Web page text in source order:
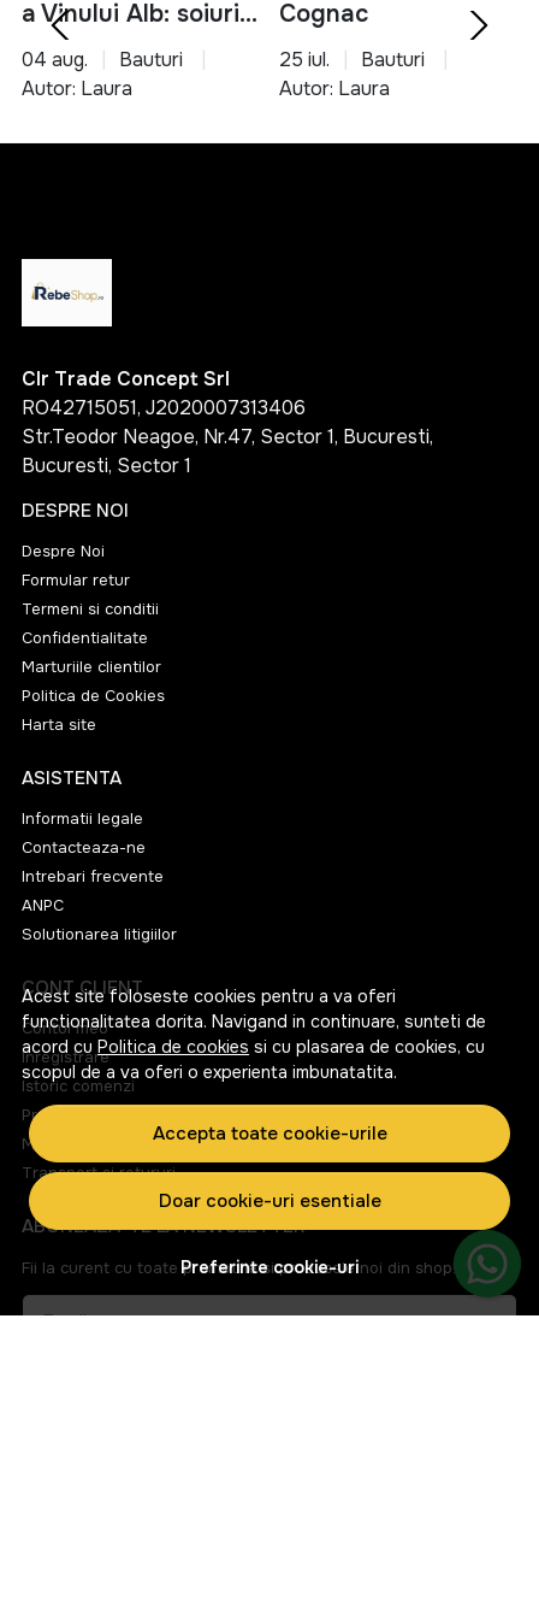
Acest site foloseste cookies pentru a va oferi
functionalitatea dorita. Navigand in continuare, sunteti de
acord cu Politica de cookies si cu plasarea de cookies, cu
scopul de a va oferi o experienta imbunatatita.
Accepta toate cookie-urile
Doar cookie-uri esentiale
Preferinte cookie-uri
a Vinului Alb: soiuri,
servire si asocieri
culinare
04 aug.
Bauturi
Autor: Laura
Cognac
25 iul.
Bauturi
Autor: Laura
Clr Trade Concept Srl
RO42715051, J2020007313406
Str.Teodor Neagoe, Nr.47, Sector 1, Bucuresti,
Bucuresti, Sector 1
DESPRE NOI
Despre Noi
Formular retur
Termeni si conditii
Confidentialitate
Marturiile clientilor
Politica de Cookies
Harta site
ASISTENTA
Informatii legale
Contacteaza-ne
Intrebari frecvente
ANPC
Solutionarea litigiilor
CONT CLIENT
Contul meu
Inregistrare
Istoric comenzi
Produse favorite
Metode de plata
Transport si retururi
ABONEAZA-TE LA NEWSLETTER
Fii la curent cu toate promotiile si produsele noi din shop!
Email